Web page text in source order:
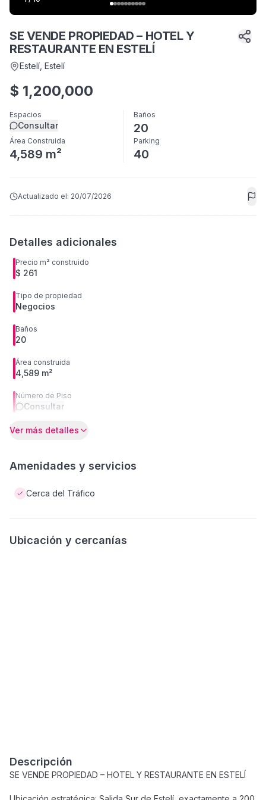
SE VENDE PROPIEDAD – HOTEL Y
RESTAURANTE EN ESTELÍ
Estelí , Estelí
$ 1,200,000
Espacios
Consultar
Baños
20
Área Construida
4,589 m²
Parking
40
Actualizado el: 20/07/2026
Detalles adicionales
Precio m² construido
$ 261
Tipo de propiedad
Negocios
Baños
20
Área construida
4,589 m²
Número de Piso
Consultar
Ver más detalles
Amenidades y servicios
Cerca del Tráfico
Ubicación y cercanías
Descripción
SE VENDE PROPIEDAD – HOTEL Y RESTAURANTE EN ESTELÍ